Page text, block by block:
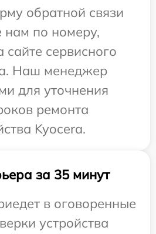
обратной связи
нам по номеру,
сервисного
Наш менеджер
для уточнения
ремонта
Kyocera.
за 35 минут
в оговоренные
устройства